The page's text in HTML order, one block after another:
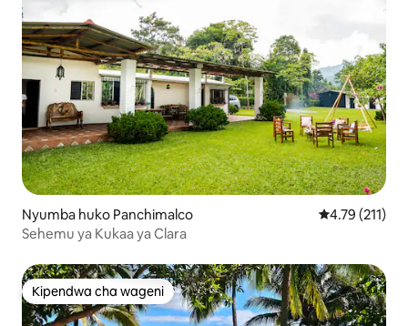
Nyumba huko Panchimalco Ukadiriaji wa
4.79 (211)
Sehemu ya Kukaa ya Clara
Kipendwa cha wageni
Kipendwa cha wageni